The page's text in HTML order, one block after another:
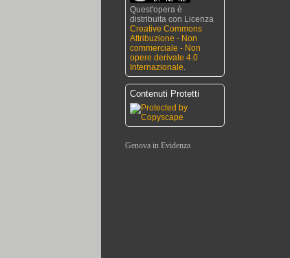
Quest'opera è
distribuita con Licenza
Creative Commons
Attribuzione - Non
commerciale - Non
opere derivate 4.0
Internazionale
Contenuti Protetti
Genova in Evidenza